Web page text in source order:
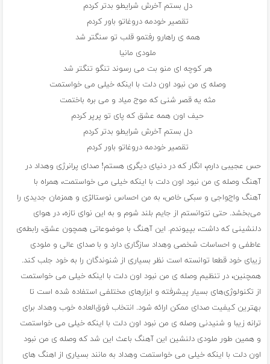
دل بستم آخرش شرایطو بدتر کردم
تقصیر خودمه دروغاتو باور کردم
همه ی راهارو رفتمو قلب تو سنگتر شد
ملودی مانیا
هر کوچه ای منو بت می رسوند تنگو تنگتر شد
وصله ی من نبود اون دلت با اینکه خیلی می خواستمت
مثه یه قصر شنی که موج میاد و می بره باختمت
حیف اون همه عشق که پای تو پرپر کردم
دل بستم آخرش شرایطو بدتر کردم
تقصیر خودمه دروغاتو باور کردم
حس عجیبی دارم، انگار که در دنیای دیگری هستم! صدای پرانرژی وهداد در
آهنگ وصله ی من نبود اون دلت با اینکه خیلی می خواستمت، همراه با
آهنگ واج‌واجی و سبکی خاص، به من احساس نوستالژی و همزمان جدیدی را
می‌بخشد. حتی نتوانستم از جایم بلند شوم و به این نوای تازه، در هوای
دلنشینی که داشت، بپیوندم. این آهنگ با موضوعاتی همچون عشق، رابطه‌ی
عاطفی و احساسات شخصی وهداد سازگاری دارد و با صدای عالی و ملودی
زیبای خود قطعا توانسته است نظر بسیاری از شنوندگان را به خود جلب کند.
همچنین، در تنظیم وصله ی من نبود اون دلت با اینکه خیلی می خواستمت
از تکنولوژی‌های بسیار پیشرفته و ابزارهای مختلفی استفاده شده است تا
بهترین کیفیت صدای ممکن ارائه شود. انتخاب فوق‌العاده خوب وهداد برای
ترانه زیبا و شنیدنی وصله ی من نبود اون دلت با اینکه خیلی می خواستمت
و همین طور ملودی دلنشین این آهنگ باعث این شد که وصله ی من نبود
اون دلت با اینکه خیلی می خواستمت وهداد به مانند بسیاری از اهنگ های